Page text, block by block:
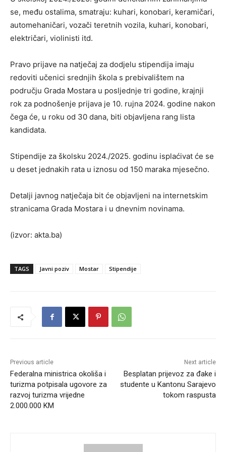
se, među ostalima, smatraju: kuhari, konobari, keramičari,
automehaničari, vozači teretnih vozila, kuhari, konobari,
električari, violinisti itd.
Pravo prijave na natječaj za dodjelu stipendija imaju
redoviti učenici srednjih škola s prebivalištem na
području Grada Mostara u posljednje tri godine, krajnji
rok za podnošenje prijava je 10. rujna 2024. godine nakon
čega će, u roku od 30 dana, biti objavljena rang lista
kandidata.
Stipendije za školsku 2024./2025. godinu isplaćivat će se
u deset jednakih rata u iznosu od 150 maraka mjesečno.
Detalji javnog natječaja bit će objavljeni na internetskim
stranicama Grada Mostara i u dnevnim novinama.
(izvor: akta.ba)
TAGS Javni poziv Mostar Stipendije
Previous article
Federalna ministrica okoliša i
turizma potpisala ugovore za
razvoj turizma vrijedne
2.000.000 KM
Next article
Besplatan prijevoz za đake i
studente u Kantonu Sarajevo
tokom raspusta